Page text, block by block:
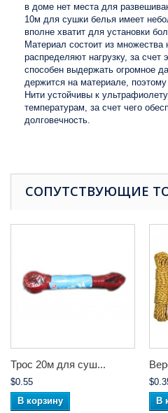
в доме нет места для
10м для сушки белья имеет
вполне хватит для установки
Материал состоит из множества
распределяют нагрузку, за счет
способен выдержать огромное
держится на материале,
Нити устойчивы к
температурам, за счет чего
долговечность.
СОПУТСТВУЮЩИЕ
Трос 20м для суш...
$0.55
В корзину
В